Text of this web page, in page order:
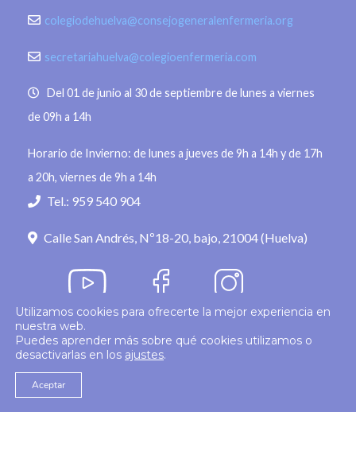
colegiodehuelva@consejogeneralenfermeria.org
secretariahuelva@colegioenfermeria.com
Del 01 de junio al 30 de septiembre de lunes a viernes
de 09h a 14h
Horario de Invierno: de lunes a jueves de 9h a 14h y de 17h
a 20h, viernes de 9h a 14h
Tel.: 959 540 904
Calle San Andrés, Nº18-20, bajo, 21004 (Huelva)
© 2026 Colegio Enfermería Huelva
Utilizamos cookies para ofrecerte la mejor experiencia en
nuestra web.
Puedes aprender más sobre qué cookies utilizamos o
desactivarlas en los ajustes.
Aceptar